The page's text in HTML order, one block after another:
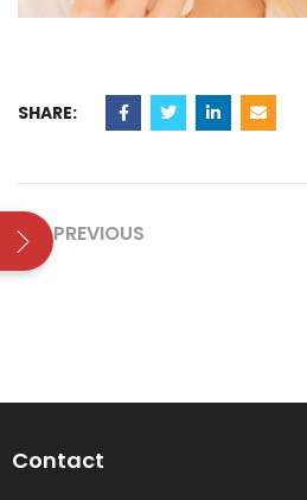
SHARE:
PREVIOUS
Contact